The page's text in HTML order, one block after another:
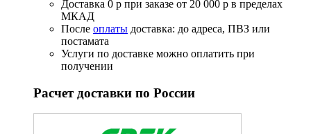
Доставка 0 р при заказе от 20 000 р в пределах
МКАД
После оплаты доставка: до адреса, ПВЗ или
постамата
Услуги по доставке можно оплатить при
получении
Расчет доставки по России